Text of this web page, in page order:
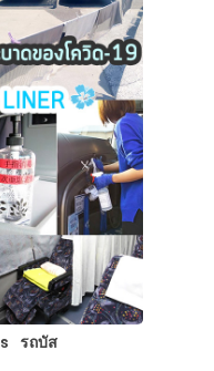
รถบัส
เอง
รถบัส
เดินทาง
ทัวร์
ที่พัก
สาระน่ารู้
VIDEO
ภาพประทับใจ